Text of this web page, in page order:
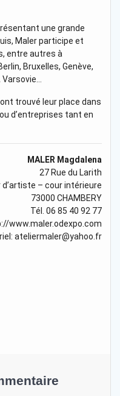
une grande
Maler participe et
entre autres à
Bruxelles, Genève,
trouvé leur place dans
d’entreprises tant en
MALER Magdalena
27 Rue du Larith
d’artiste – cour intérieure
73000 CHAMBERY
Tél. 06 85 40 92 77
www.maler.odexpo.com
ateliermaler@yahoo.fr